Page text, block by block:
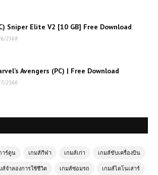
Sniper Elite V2 [10 GB] Free Download
2568
Avengers (PC) | Free Download
2566
าร์ตูน เกมส์กีฬา เกมส์เก่า เกมส์ขับเครื่องบิน
ส์จำลองการใช้ชีวิต เกมส์ซ่อมรถ เกมส์ไดโนเสาร์
ลน์ฟรี Crazy Car Arena
กับสนามประลองรถสุดโหด
น์ฟรี Idle Dev Startup
ตาร์ทอัพแนว Idle
ลน์ฟรี Moto Trials – เกมขี่